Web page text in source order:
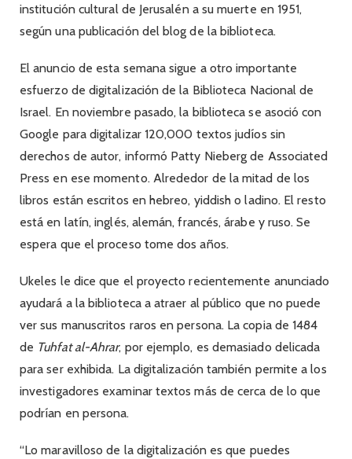
institución cultural de Jerusalén a su muerte en 1951,
según una publicación del blog de la biblioteca.
El anuncio de esta semana sigue a otro importante
esfuerzo de digitalización de la Biblioteca Nacional de
Israel. En noviembre pasado, la biblioteca se asoció con
Google para digitalizar 120,000 textos judíos sin
derechos de autor, informó Patty Nieberg de Associated
Press en ese momento. Alrededor de la mitad de los
libros están escritos en hebreo, yiddish o ladino. El resto
está en latín, inglés, alemán, francés, árabe y ruso. Se
espera que el proceso tome dos años.
Ukeles le dice que el proyecto recientemente anunciado
ayudará a la biblioteca a atraer al público que no puede
ver sus manuscritos raros en persona. La copia de 1484
de Tuhfat al-Ahrar, por ejemplo, es demasiado delicada
para ser exhibida. La digitalización también permite a los
investigadores examinar textos más de cerca de lo que
podrían en persona.
“Lo maravilloso de la digitalización es que puedes